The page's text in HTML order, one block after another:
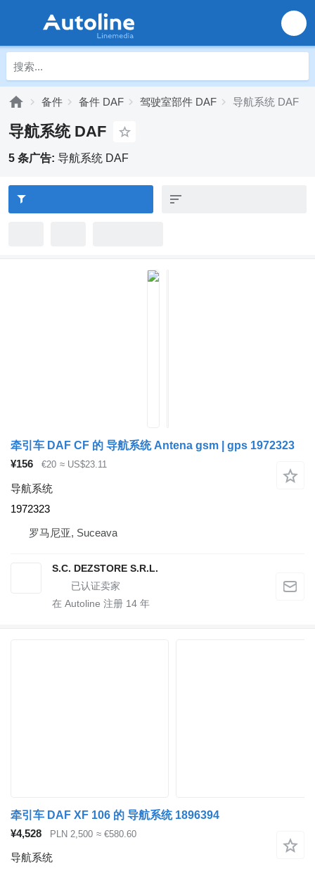
备件 备件 DAF 驾驶室部件 DAF 导航系统 DAF
导航系统 DAF
5 条广告: 导航系统 DAF
牵引车 DAF CF 的 导航系统 Antena gsm | gps 1972323
¥156
€20 ≈ US$23.11
导航系统
1972323
罗马尼亚, Suceava
S.C. DEZSTORE S.R.L.
在 Autoline 注册 14 年
牵引车 DAF XF 106 的 导航系统 1896394
¥4,528
PLN 2,500 ≈ €580.60
导航系统